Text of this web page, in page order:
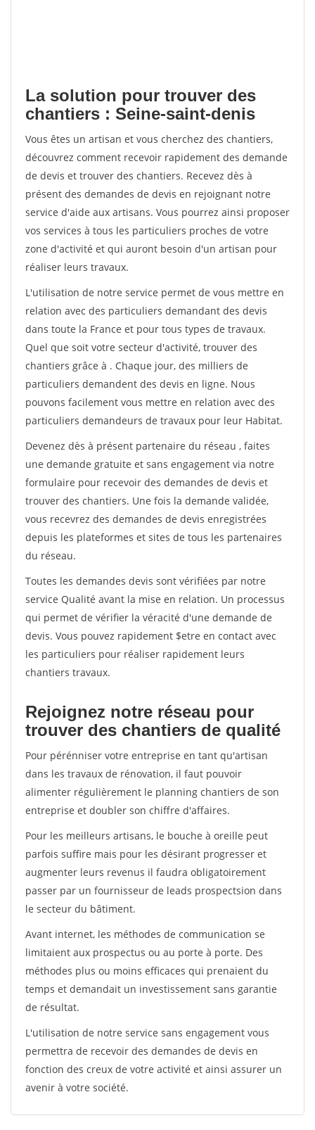
La solution pour trouver des
chantiers : Seine-saint-denis
Vous êtes un artisan et vous cherchez des chantiers,
découvrez comment recevoir rapidement des demande
de devis et trouver des chantiers. Recevez dès à
présent des demandes de devis en rejoignant notre
service d'aide aux artisans. Vous pourrez ainsi proposer
vos services à tous les particuliers proches de votre
zone d'activité et qui auront besoin d'un artisan pour
réaliser leurs travaux.
L'utilisation de notre service permet de vous mettre en
relation avec des particuliers demandant des devis
dans toute la France et pour tous types de travaux.
Quel que soit votre secteur d'activité, trouver des
chantiers grâce à . Chaque jour, des milliers de
particuliers demandent des devis en ligne. Nous
pouvons facilement vous mettre en relation avec des
particuliers demandeurs de travaux pour leur Habitat.
Devenez dès à présent partenaire du réseau , faites
une demande gratuite et sans engagement via notre
formulaire pour recevoir des demandes de devis et
trouver des chantiers. Une fois la demande validée,
vous recevrez des demandes de devis enregistrées
depuis les plateformes et sites de tous les partenaires
du réseau.
Toutes les demandes devis sont vérifiées par notre
service Qualité avant la mise en relation. Un processus
qui permet de vérifier la véracité d'une demande de
devis. Vous pouvez rapidement $etre en contact avec
les particuliers pour réaliser rapidement leurs
chantiers travaux.
Rejoignez notre réseau pour
trouver des chantiers de qualité
Pour pérénniser votre entreprise en tant qu'artisan
dans les travaux de rénovation, il faut pouvoir
alimenter régulièrement le planning chantiers de son
entreprise et doubler son chiffre d'affaires.
Pour les meilleurs artisans, le bouche à oreille peut
parfois suffire mais pour les désirant progresser et
augmenter leurs revenus il faudra obligatoirement
passer par un fournisseur de leads prospectsion dans
le secteur du bâtiment.
Avant internet, les méthodes de communication se
limitaient aux prospectus ou au porte à porte. Des
méthodes plus ou moins efficaces qui prenaient du
temps et demandait un investissement sans garantie
de résultat.
L'utilisation de notre service sans engagement vous
permettra de recevoir des demandes de devis en
fonction des creux de votre activité et ainsi assurer un
avenir à votre société.